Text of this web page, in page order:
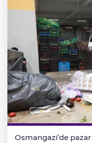
Osmangazi’de